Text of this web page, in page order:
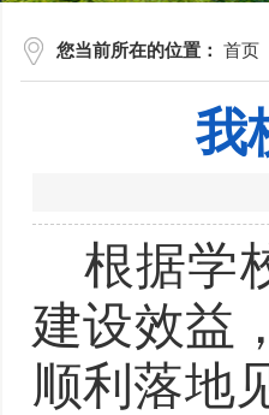
您当前所在的位置： 首页
我
根据学
建设效益
顺利落地